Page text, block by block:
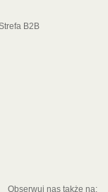
B2B
Obserwuj nas także na: